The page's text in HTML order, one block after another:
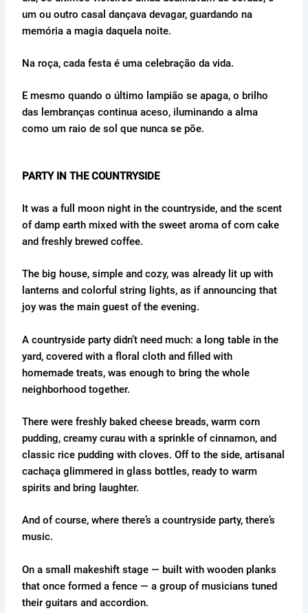
um ou outro casal dançava devagar, guardando na
memória a magia daquela noite.
Na roça, cada festa é uma celebração da vida.
E mesmo quando o último lampião se apaga, o brilho
das lembranças continua aceso, iluminando a alma
como um raio de sol que nunca se põe.
PARTY IN THE COUNTRYSIDE
It was a full moon night in the countryside, and the scent
of damp earth mixed with the sweet aroma of corn cake
and freshly brewed coffee.
The big house, simple and cozy, was already lit up with
lanterns and colorful string lights, as if announcing that
joy was the main guest of the evening.
A countryside party didn’t need much: a long table in the
yard, covered with a floral cloth and filled with
homemade treats, was enough to bring the whole
neighborhood together.
There were freshly baked cheese breads, warm corn
pudding, creamy curau with a sprinkle of cinnamon, and
classic rice pudding with cloves. Off to the side, artisanal
cachaça glimmered in glass bottles, ready to warm
spirits and bring laughter.
And of course, where there’s a countryside party, there’s
music.
On a small makeshift stage — built with wooden planks
that once formed a fence — a group of musicians tuned
their guitars and accordion.